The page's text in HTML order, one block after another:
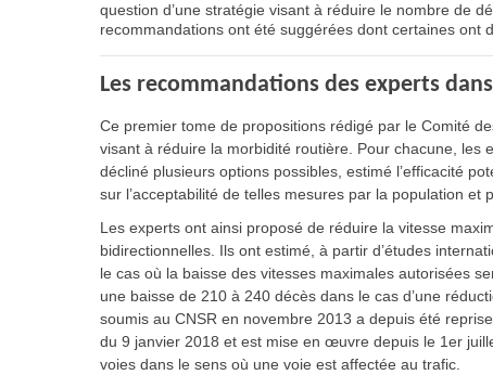
question d’une stratégie visant à réduire le nombre de
recommandations ont été suggérées dont certaines ont
Les recommandations des experts
Ce premier tome de propositions rédigé par le Comité
visant à réduire la morbidité routière. Pour chacune, les
décliné plusieurs options possibles, estimé l’efficacité
sur l’acceptabilité de telles mesures par la population et
Les experts ont ainsi proposé de réduire la vitesse
bidirectionnelles. Ils ont estimé, à partir d’études
le cas où la baisse des vitesses maximales autorisées
une baisse de 210 à 240 décès dans le cas d’une
soumis au CNSR en novembre 2013 a depuis été
du 9 janvier 2018 et est mise en œuvre depuis le 1er
voies dans le sens où une voie est affectée au trafic.